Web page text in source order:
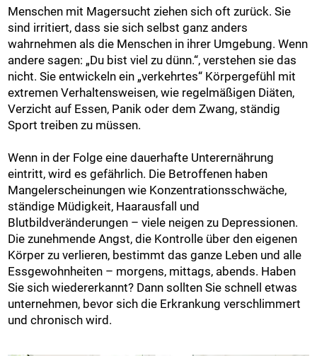
Menschen mit Magersucht ziehen sich oft zurück. Sie
sind irritiert, dass sie sich selbst ganz anders
wahrnehmen als die Menschen in ihrer Umgebung. Wenn
andere sagen: „Du bist viel zu dünn.“, verstehen sie das
nicht. Sie entwickeln ein „verkehrtes“ Körpergefühl mit
extremen Verhaltensweisen, wie regelmäßigen Diäten,
Verzicht auf Essen, Panik oder dem Zwang, ständig
Sport treiben zu müssen.
Wenn in der Folge eine dauerhafte Unterernährung
eintritt, wird es gefährlich. Die Betroffenen haben
Mangelerscheinungen wie Konzentrationsschwäche,
ständige Müdigkeit, Haarausfall und
Blutbildveränderungen – viele neigen zu Depressionen.
Die zunehmende Angst, die Kontrolle über den eigenen
Körper zu verlieren, bestimmt das ganze Leben und alle
Essgewohnheiten – morgens, mittags, abends. Haben
Sie sich wiedererkannt? Dann sollten Sie schnell etwas
unternehmen, bevor sich die Erkrankung verschlimmert
und chronisch wird.